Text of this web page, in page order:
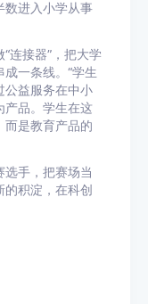
数进入小学从事
连接器”，把大学
一条线。“学生
公益服务在中小
产品。学生在这
而是教育产品的
手，把赛场当
积淀，在科创